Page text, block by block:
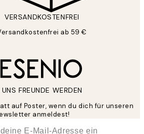
VERSANDKOSTENFREI
ab 59 €
FREUNDE WERDEN
auf Poster, wenn du dich für unseren
anmeldest!